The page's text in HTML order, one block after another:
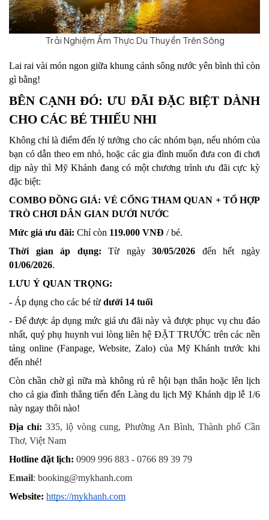
Trải Nghiệm Ẩm Thực Du Thuyền Trên Sông
Lai rai vài món ngon giữa khung cảnh sông nước yên bình thì còn
gì bằng!
BÊN CẠNH ĐÓ: ƯU ĐÃI ĐẶC BIỆT DÀNH
CHO CÁC BÉ THIẾU NHI
Không chỉ là điểm đến lý tưởng cho các nhóm bạn, nếu nhóm của
bạn có dẫn theo em nhỏ, hoặc các gia đình muốn đưa con đi chơi
dịp này thì Mỹ Khánh đang có một chương trình ưu đãi cực kỳ
đặc biệt:
COMBO ĐỒNG GIÁ: VÉ CỔNG THAM QUAN + TỔ HỢP
TRÒ CHƠI DÂN GIAN DƯỚI NƯỚC
Mức giá ưu đãi: Chỉ còn 119.000 VNĐ / bé.
Thời gian áp dụng: Từ ngày 30/05/2026
01/06/2026.
LƯU Ý QUAN TRỌNG:
- Áp dụng cho các bé từ dưới 14 tuổi
- Để được áp dụng mức giá ưu đãi này và được phục vụ chu đáo
nhất, quý phụ huynh vui lòng liên hệ ĐẶT TRƯỚC trên các nền
tảng online (Fanpage, Website, Zalo) của Mỹ Khánh trước khi
đến nhé!
Còn chần chờ gì nữa mà không rủ rê hội bạn thân hoặc lên lịch
cho cả gia đình thẳng tiến đến Làng du lịch Mỹ Khánh dịp lễ 1/6
này ngay thôi nào!
Địa chỉ: 335, lộ vòng cung, Phường An Bình, Thành phố Cần
Thơ, Việt Nam
Hotline đặt lịch: 0909 996 883 - 0766 89 39 79
Email: booking@mykhanh.com
Website: https://mykhanh.com